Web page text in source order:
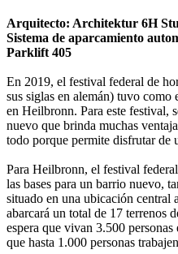
Arquitecto: Architektur 6H
Sistema de aparcamiento
Parklift 405
En 2019, el festival federal de
sus siglas en alemán) tuvo
en Heilbronn. Para este festival,
nuevo que brinda muchas
todo porque permite disfrutar de
Para Heilbronn, el festival
las bases para un barrio nuevo,
situado en una ubicación central
abarcará un total de 17 terrenos
espera que vivan 3.500
que hasta 1.000 personas